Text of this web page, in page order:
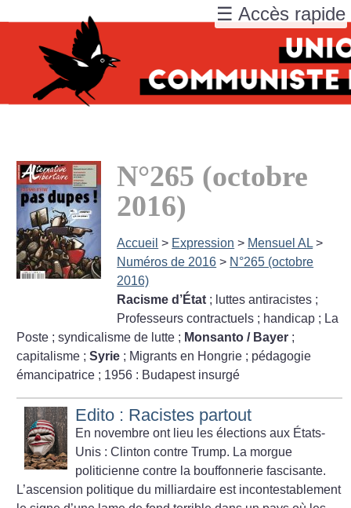
N°265 (octobre
2016)
Accueil > Expression > Mensuel AL >
Numéros de 2016 > N°265 (octobre
2016)
Racisme d’État ; luttes antiracistes ;
Professeurs contractuels ; handicap ; La
Poste ; syndicalisme de lutte ; Monsanto / Bayer ;
capitalisme ;Syrie ; Migrants en Hongrie ; pédagogie
émancipatrice ; 1956 : Budapest insurgé
Edito : Racistes partout
En novembre ont lieu les élections aux États-
Unis : Clinton contre Trump. La morgue
politicienne contre la bouffonnerie fascisante.
L’ascension politique du milliardaire est incontestablement
☰ Accès rapide